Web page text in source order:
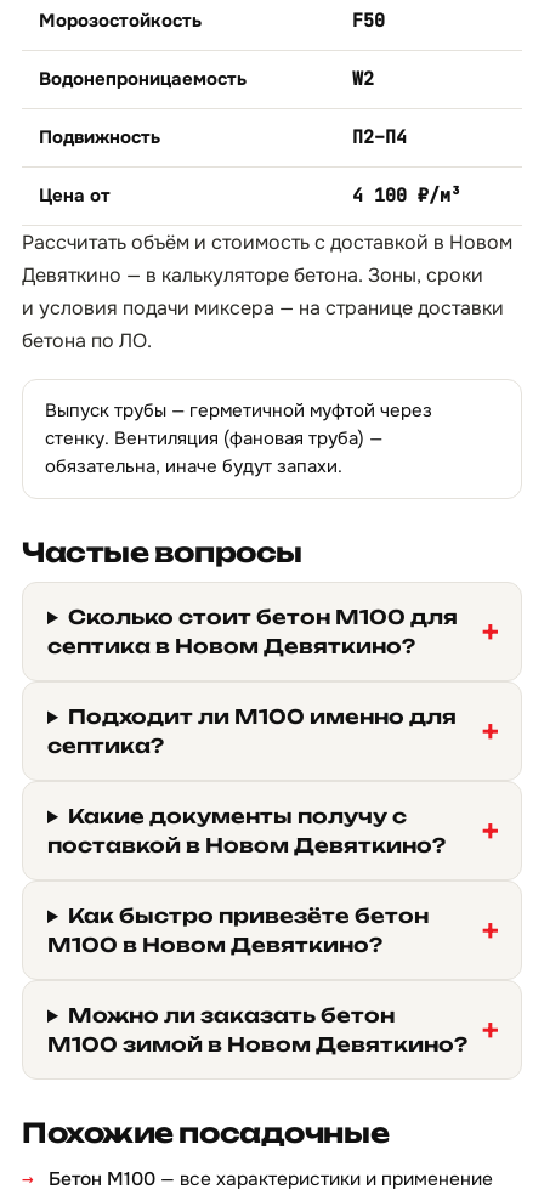
Морозостойкость F50
Водонепроницаемость W2
Подвижность П2–П4
Цена от 4 100 ₽/м³
Рассчитать объём и стоимость с доставкой в Новом
Девяткино — в калькуляторе бетона. Зоны, сроки
и условия подачи миксера — на страницедоставки
бетона по ЛО.
Выпуск трубы — герметичной муфтой через
стенку. Вентиляция (фановая труба) —
обязательна, иначе будут запахи.
Частые вопросы
Сколько стоит бетон М100 для
септика в Новом Девяткино?
Подходит ли М100 именно для
септика?
Какие документы получу с
поставкой в Новом Девяткино?
Как быстро привезёте бетон
М100 в Новом Девяткино?
Можно ли заказать бетон
М100 зимой в Новом Девяткино?
Похожие посадочные
Бетон М100 — все характеристики и применение